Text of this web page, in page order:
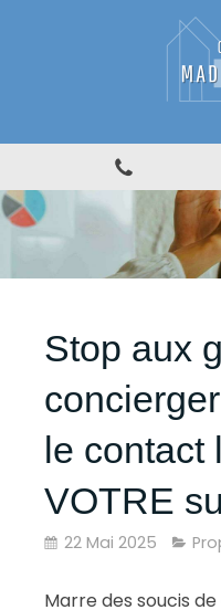
Stop aux
le contact
VOTRE
22 Mai 2025
Marre des soucis